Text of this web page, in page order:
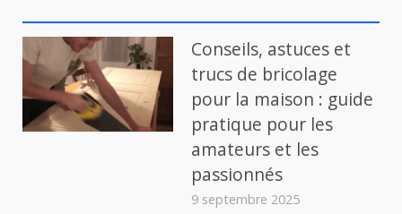
Conseils, astuces et
trucs de bricolage
pour la maison : guide
pratique pour les
amateurs et les
passionnés
9 septembre 2025